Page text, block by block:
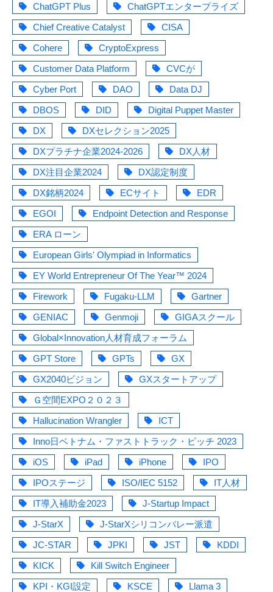
ChatGPT Plus
ChatGPTエンタープライズ
Chief Creative Catalyst
CISA
Cohere
CryptoExpress
Customer Data Platform
CVCが
Cyber Port
DAO
Data DJ
DBOS
DID
Digital Puppet Master
DX
DXセレクション2025
DXプラチナ企業2024-2026
DX人材
DX注目企業2024
DX認定制度
DX銘柄2024
ECサイト
EDR
EGOI
Endpoint Detection and Response
ERA ローン
European Girls' Olympiad in Informatics
EY World Entrepreneur Of The Year™ 2024
Firework
Fugaku-LLM
Gartner
GENIAC
Genmoji
GIGAスクール
Global×Innovation人材育成フォーラム
GPT Store
GPTs
GX
GX2040ビジョン
GXスタートアップ
Ｇ空間EXPO２０２３
Hallucination Wrangler
ICT
Inno日ベトナム・ファストトラック・ピッチ 2023
iOS
iPad iPhone
IPO
IPOステージ
ISO/IEC 5152
IT人材
IT導入補助金2023
J-Startup Impact
J-StarX
J-StarXシリコンバレー派遣
JC-STAR
JPKI JST
KDDI
KICK
Kill Switch Engineer
KPI・KGI設定
KSCE
Llama 3